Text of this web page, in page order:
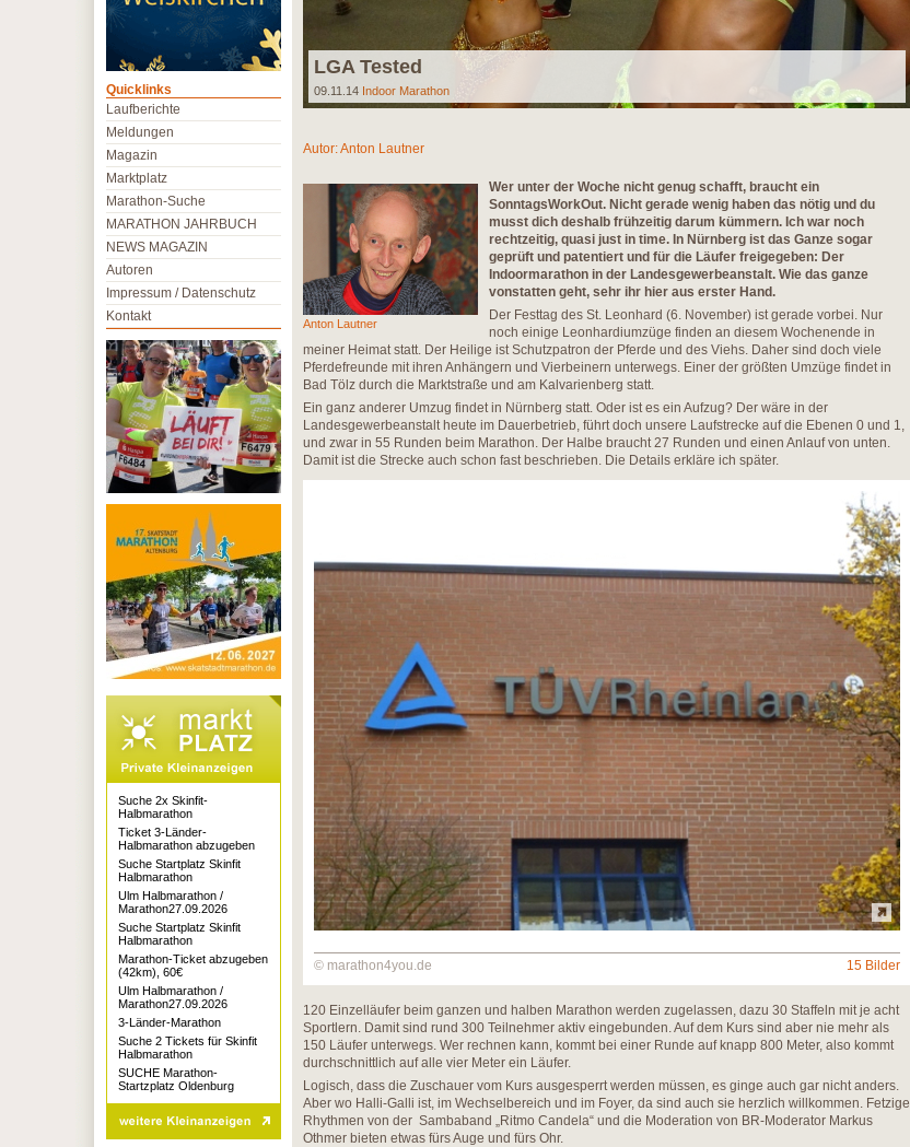
LGA Tested
09.11.14 Indoor Marathon
Autor:Anton Lautner
Anton Lautner
Wer unter der Woche nicht genug schafft, braucht ein
SonntagsWorkOut. Nicht gerade wenig haben das nötig und du
musst dich deshalb frühzeitig darum kümmern. Ich war noch
rechtzeitig, quasi just in time. In Nürnberg ist das Ganze sogar
geprüft und patentiert und für die Läufer freigegeben: Der
Indoormarathon in der Landesgewerbeanstalt. Wie das ganze
vonstatten geht, sehr ihr hier aus erster Hand.
Der Festtag des St. Leonhard (6. November) ist gerade vorbei. Nur
noch einige Leonhardiumzüge finden an diesem Wochenende in
meiner Heimat statt. Der Heilige ist Schutzpatron der Pferde und des Viehs. Daher sind doch viele
Pferdefreunde mit ihren Anhängern und Vierbeinern unterwegs. Einer der größten Umzüge findet in
Bad Tölz durch die Marktstraße und am Kalvarienberg statt.
Ein ganz anderer Umzug findet in Nürnberg statt. Oder ist es ein Aufzug? Der wäre in der
Landesgewerbeanstalt heute im Dauerbetrieb, führt doch unsere Laufstrecke auf die Ebenen 0 und 1,
und zwar in 55 Runden beim Marathon. Der Halbe braucht 27 Runden und einen Anlauf von unten.
Damit ist die Strecke auch schon fast beschrieben. Die Details erkläre ich später.
© marathon4you.de 15 Bilder
120 Einzelläufer beim ganzen und halben Marathon werden zugelassen, dazu 30 Staffeln mit je acht
Sportlern. Damit sind rund 300 Teilnehmer aktiv eingebunden. Auf dem Kurs sind aber nie mehr als
150 Läufer unterwegs. Wer rechnen kann, kommt bei einer Runde auf knapp 800 Meter, also kommt
durchschnittlich auf alle vier Meter ein Läufer.
Logisch, dass die Zuschauer vom Kurs ausgesperrt werden müssen, es ginge auch gar nicht anders.
Aber wo Halli-Galli ist, im Wechselbereich und im Foyer, da sind auch sie herzlich willkommen. Fetzige
Rhythmen von der Sambaband „Ritmo Candela“ und die Moderation von BR-Moderator Markus
Othmer bieten etwas fürs Auge und fürs Ohr.
Quicklinks
Laufberichte
Meldungen
Magazin
Marktplatz
Marathon-Suche
MARATHON JAHRBUCH
NEWS MAGAZIN
Autoren
Impressum / Datenschutz
Kontakt
Suche 2x Skinfit-
Halbmarathon
Ticket 3-Länder-
Halbmarathon abzugeben
Suche Startplatz Skinfit
Halbmarathon
Ulm Halbmarathon /
Marathon27.09.2026
Suche Startplatz Skinfit
Halbmarathon
Marathon-Ticket abzugeben
(42km), 60€
Ulm Halbmarathon /
Marathon27.09.2026
3-Länder-Marathon
Suche 2 Tickets für Skinfit
Halbmarathon
SUCHE Marathon-
Startzplatz Oldenburg